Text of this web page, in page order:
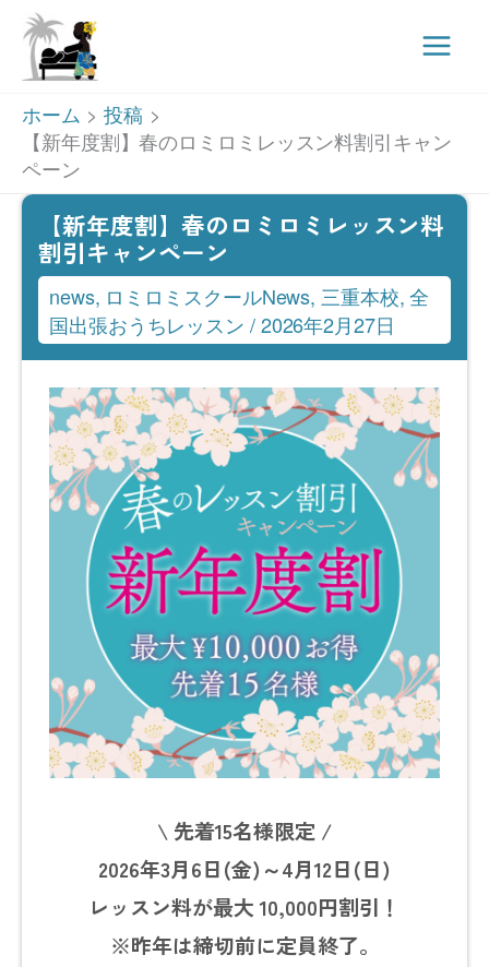
Main
ホーム
投稿
【新年度割】春のロミロミレッスン料割引キャン
ペーン
【新年度割】春のロミロミレッスン料
割引キャンペーン
news, ロミロミスクールNews, 三重本校,全
国出張おうちレッスン /2026年2月27日
\ 先着15名様限定 /
2026年3月6日(金)～4月12日(日)
レッスン料が最大 10,000円割引！
※昨年は締切前に定員終了。